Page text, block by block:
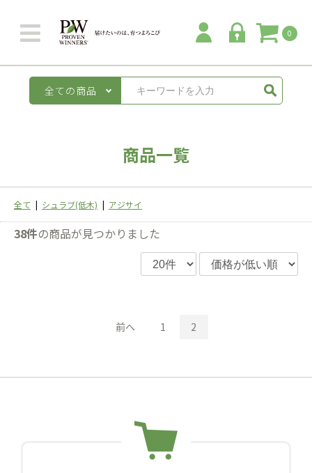
0
全ての商品
商品一覧
全て | シュラブ(低木) | アジサイ
38件の商品が見つかりました
前へ 1 2